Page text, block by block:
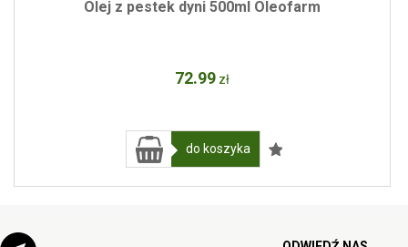
Olej z pestek dyni 500ml Oleofarm
72.99 zł
do koszyka